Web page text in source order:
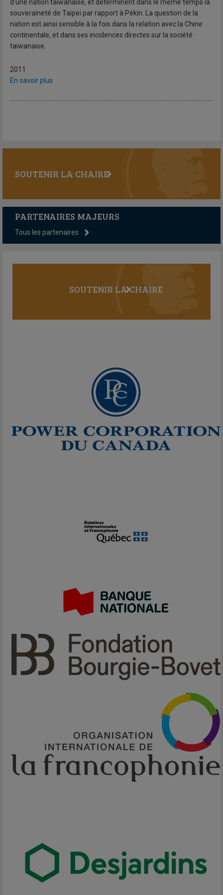
d’une nation taiwanaise, et déterminent dans le même temps la
souveraineté de Taipei par rapport à Pékin. La question de la
nation est ainsi sensible à la fois dans la relation avec la Chine
continentale, et dans ses incidences directes sur la société
taiwanaise.
2011
En savoir plus
SOUTENIR LA CHAIRE
PARTENAIRES MAJEURS
Tous les partenaires
SOUTENIR LA CHAIRE